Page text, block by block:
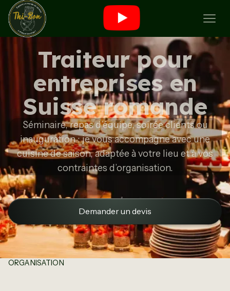
Traiteur pour
entreprises en
Suisse romande
Séminaire, repas d’équipe, soirée clients ou
inauguration : je vous accompagne avec une
cuisine de saison, adaptée à votre lieu et à vos
contraintes d’organisation.
Demander un devis
ORGANISATION